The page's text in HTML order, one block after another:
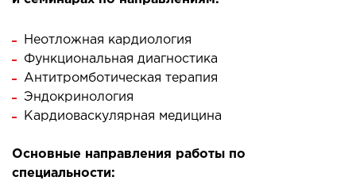
хирургия тела
урология
И ДЕРМАТОЛОГИЯ
косметология
Неотложная кардиология
Функциональная диагностика
Антитромботическая терапия
Эндокринология
Кардиоваскулярная медицина
Основные направления работы по
специальности: